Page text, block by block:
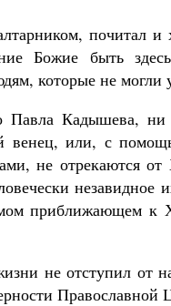
почитал и
Божие быть
которые не могли
Кадышева, ни
венец, или, с
не отрекаются от
незавидное
приближающем к
не отступил от
Православной